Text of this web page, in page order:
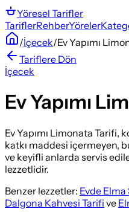
Yöresel Tarifler
TariflerRehberYöreler
/İçecek/Ev Yapımı
Tariflere Dön
İçecek
Ev Yapımı
Ev Yapımı Limonata Tarifi,
katkı maddesi içermeyen,
ve keyifli anlarda servis
lezzetlidir.
Benzer lezzetler: Evde Elma
Dalgona Kahvesi Tarifi ve